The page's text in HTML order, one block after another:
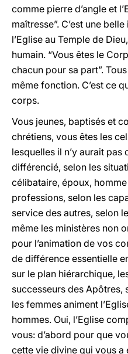
comme pierre d’angle et
maîtresse”. C’est une
l’Eglise au Temple de
humain. “Vous êtes le
chacun pour sa part”.
même fonction. C’est ce
corps.
Vous jeunes, baptisés et
chrétiens, vous êtes les
lesquelles il n’y aurait
différencié, selon les
célibataire, époux,
professions, selon les
service des autres, selon
même les ministères non
pour l’animation de vos
de différence essentielle
sur le plan hiérarchique,
successeurs des Apôtres,
les femmes animent
hommes. Oui, l’Eglise
vous: d’abord pour que
cette vie divine qui vous a